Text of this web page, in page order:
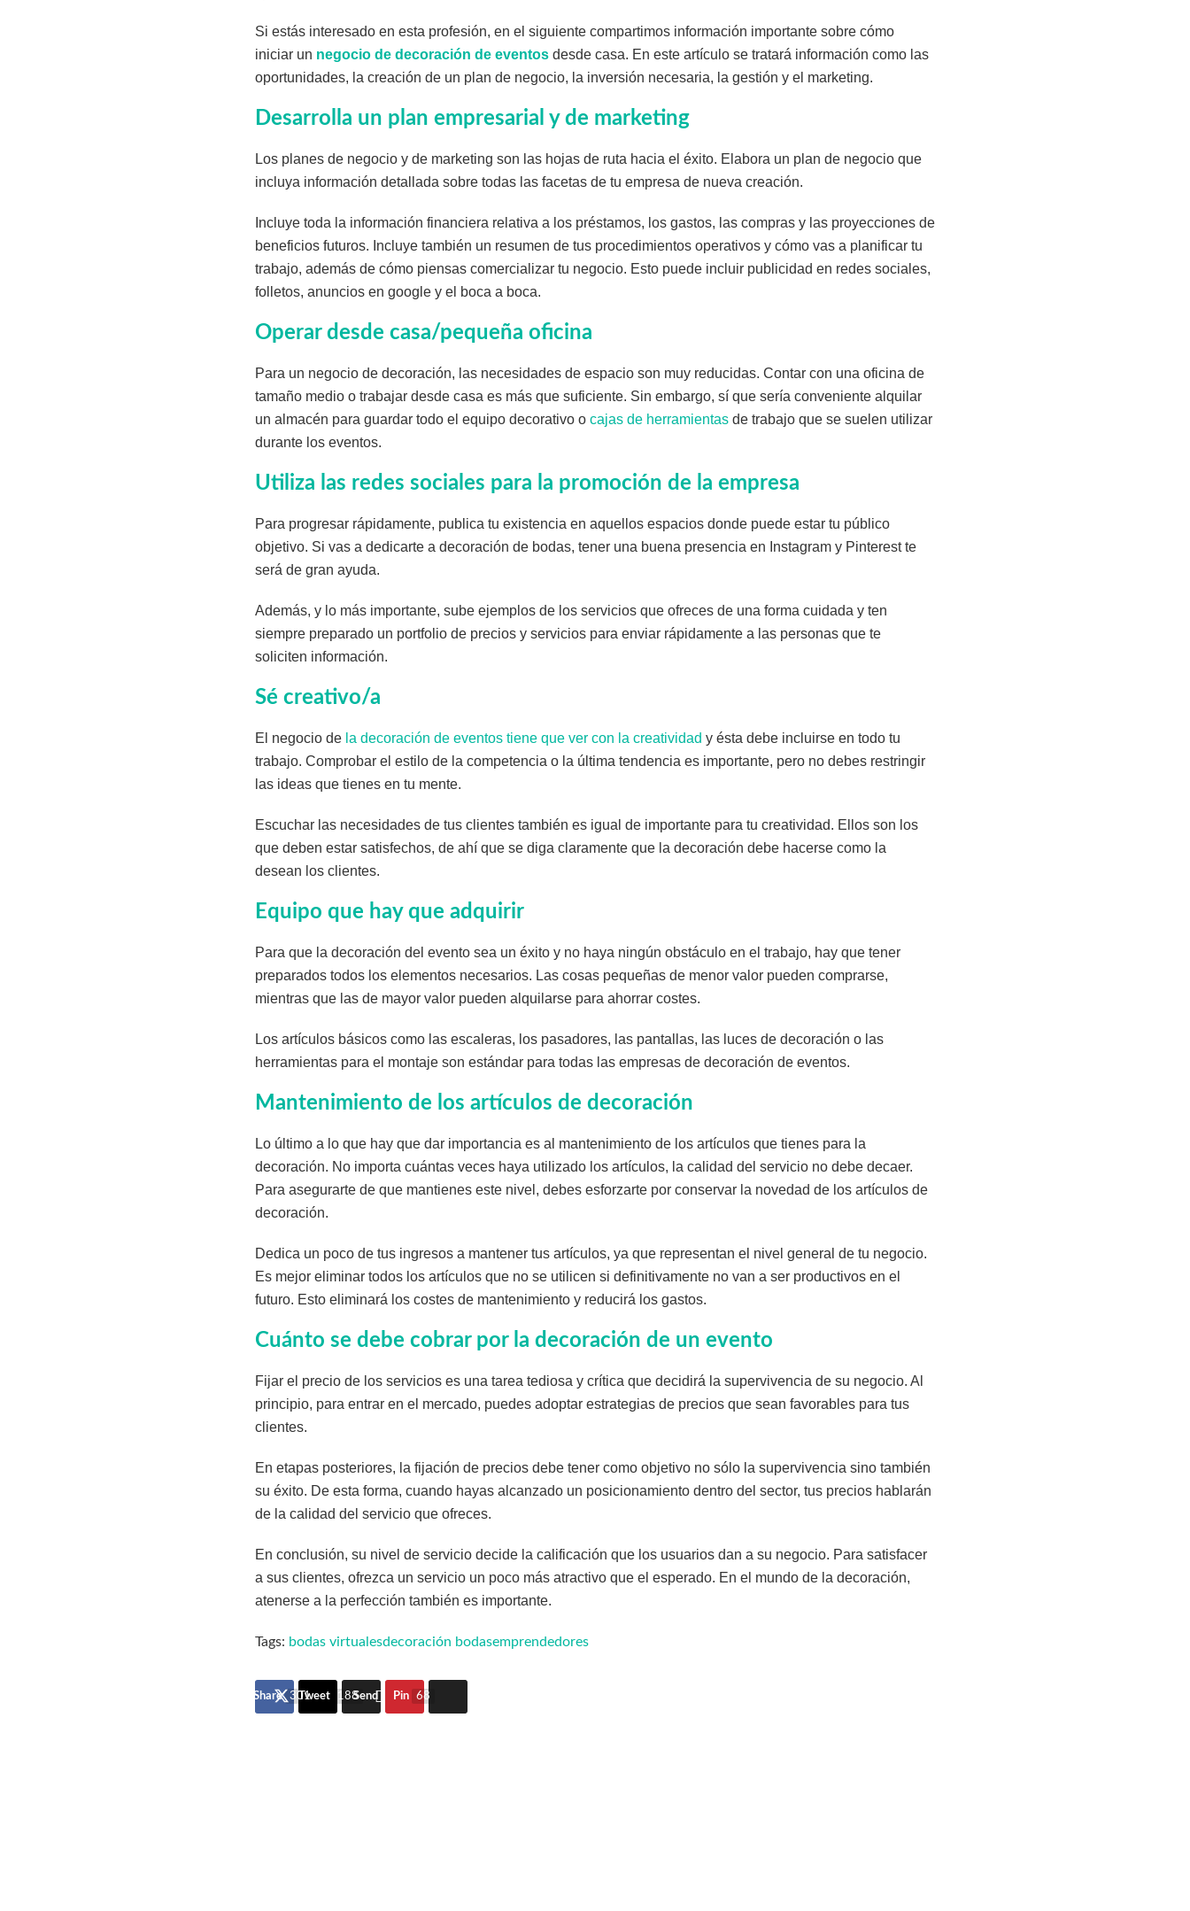
Si estás interesado en esta profesión, en el siguiente compartimos información importante sobre cómo
iniciar un negocio de decoración de eventos desde casa. En este artículo se tratará información como las
oportunidades, la creación de un plan de negocio, la inversión necesaria, la gestión y el marketing.
Desarrolla un plan empresarial y de marketing
Los planes de negocio y de marketing son las hojas de ruta hacia el éxito. Elabora un plan de negocio que
incluya información detallada sobre todas las facetas de tu empresa de nueva creación.
Incluye toda la información financiera relativa a los préstamos, los gastos, las compras y las proyecciones de
beneficios futuros. Incluye también un resumen de tus procedimientos operativos y cómo vas a planificar tu
trabajo, además de cómo piensas comercializar tu negocio. Esto puede incluir publicidad en redes sociales,
folletos, anuncios en google y el boca a boca.
Operar desde casa/pequeña oficina
Para un negocio de decoración, las necesidades de espacio son muy reducidas. Contar con una oficina de
tamaño medio o trabajar desde casa es más que suficiente. Sin embargo, sí que sería conveniente alquilar
un almacén para guardar todo el equipo decorativo o cajas de herramientas de trabajo que se suelen utilizar
durante los eventos.
Utiliza las redes sociales para la promoción de la empresa
Para progresar rápidamente, publica tu existencia en aquellos espacios donde puede estar tu público
objetivo. Si vas a dedicarte a decoración de bodas, tener una buena presencia en Instagram y Pinterest te
será de gran ayuda.
Además, y lo más importante, sube ejemplos de los servicios que ofreces de una forma cuidada y ten
siempre preparado un portfolio de precios y servicios para enviar rápidamente a las personas que te
soliciten información.
Sé creativo/a
El negocio de la decoración de eventos tiene que ver con la creatividad y ésta debe incluirse en todo tu
trabajo. Comprobar el estilo de la competencia o la última tendencia es importante, pero no debes restringir
las ideas que tienes en tu mente.
Escuchar las necesidades de tus clientes también es igual de importante para tu creatividad. Ellos son los
que deben estar satisfechos, de ahí que se diga claramente que la decoración debe hacerse como la
desean los clientes.
Equipo que hay que adquirir
Para que la decoración del evento sea un éxito y no haya ningún obstáculo en el trabajo, hay que tener
preparados todos los elementos necesarios. Las cosas pequeñas de menor valor pueden comprarse,
mientras que las de mayor valor pueden alquilarse para ahorrar costes.
Los artículos básicos como las escaleras, los pasadores, las pantallas, las luces de decoración o las
herramientas para el montaje son estándar para todas las empresas de decoración de eventos.
Mantenimiento de los artículos de decoración
Lo último a lo que hay que dar importancia es al mantenimiento de los artículos que tienes para la
decoración. No importa cuántas veces haya utilizado los artículos, la calidad del servicio no debe decaer.
Para asegurarte de que mantienes este nivel, debes esforzarte por conservar la novedad de los artículos de
decoración.
Dedica un poco de tus ingresos a mantener tus artículos, ya que representan el nivel general de tu negocio.
Es mejor eliminar todos los artículos que no se utilicen si definitivamente no van a ser productivos en el
futuro. Esto eliminará los costes de mantenimiento y reducirá los gastos.
Cuánto se debe cobrar por la decoración de un evento
Fijar el precio de los servicios es una tarea tediosa y crítica que decidirá la supervivencia de su negocio. Al
principio, para entrar en el mercado, puedes adoptar estrategias de precios que sean favorables para tus
clientes.
En etapas posteriores, la fijación de precios debe tener como objetivo no sólo la supervivencia sino también
su éxito. De esta forma, cuando hayas alcanzado un posicionamiento dentro del sector, tus precios hablarán
de la calidad del servicio que ofreces.
En conclusión, su nivel de servicio decide la calificación que los usuarios dan a su negocio. Para satisfacer
a sus clientes, ofrezca un servicio un poco más atractivo que el esperado. En el mundo de la decoración,
atenerse a la perfección también es importante.
Tags: bodas virtualesdecoración bodasemprendedores
Share 301Tweet 188Send Pin 68